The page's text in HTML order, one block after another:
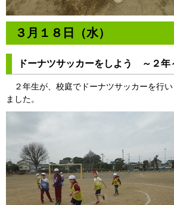
３月１８日（水）
ドーナツサッカーをしよう ～２年
２年生が、校庭でドーナツサッカーを行
ました。